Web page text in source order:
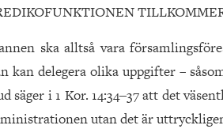
ska alltså vara
kan delegera olika uppgifter –
säger i 1 Kor. 14:34‒37 att det
utan det är